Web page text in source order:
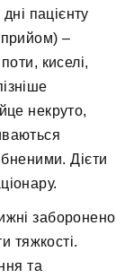
пацієнту
прийом) –
киселі,
некруто,
Дієти
заборонено
тяжкості.
та